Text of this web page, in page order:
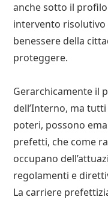
anche sotto il
intervento
benessere della
proteggere.
Gerarchicamente il
dell’Interno, ma
poteri, possono
prefetti, che come
occupano
regolamenti e
La carriere